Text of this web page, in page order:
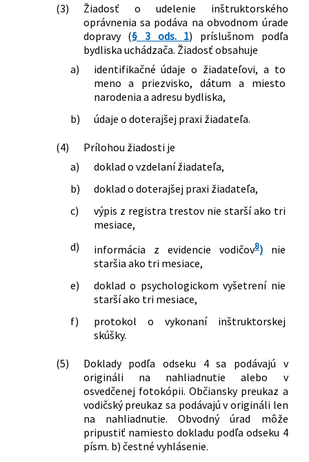
(3)
Žiadosť o udelenie inštruktorského
oprávnenia sa podáva na obvodnom úrade
dopravy (§ 3 ods. 1) príslušnom podľa
bydliska uchádzača. Žiadosť obsahuje
a)
identifikačné údaje o žiadateľovi, a to
meno a priezvisko, dátum a miesto
narodenia a adresu bydliska,
b)
údaje o doterajšej praxi žiadateľa.
(4)
Prílohou žiadosti je
a)
doklad o vzdelaní žiadateľa,
b)
doklad o doterajšej praxi žiadateľa,
c)
výpis z registra trestov nie starší ako tri
mesiace,
d)
informácia z evidencie vodičov8)nie
staršia ako tri mesiace,
e)
doklad o psychologickom vyšetrení nie
starší ako tri mesiace,
f)
protokol o vykonaní inštruktorskej
skúšky.
(5)
Doklady podľa odseku 4 sa podávajú v
origináli na nahliadnutie alebo v
osvedčenej fotokópii. Občiansky preukaz a
vodičský preukaz sa podávajú v origináli len
na nahliadnutie. Obvodný úrad môže
pripustiť namiesto dokladu podľa odseku 4
písm. b) čestné vyhlásenie.